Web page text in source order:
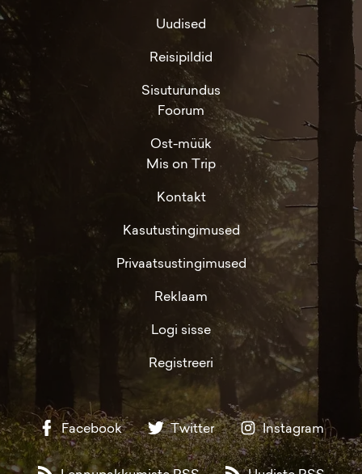
Uudised
Reisipildid
Sisuturundus
Foorum
Ost-müük
Mis on Trip
Kontakt
Kasutustingimused
Privaatsustingimused
Reklaam
Logi sisse
Registreeri
Facebook Twitter Instagram